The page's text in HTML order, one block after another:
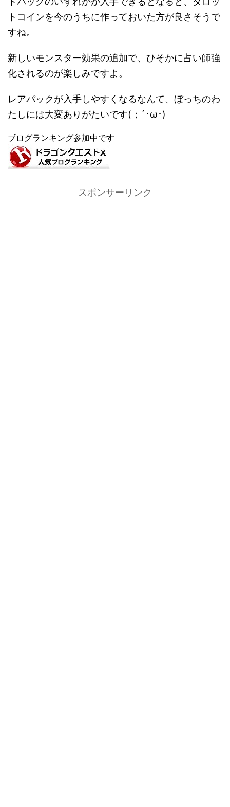
トコインを今のうちに作っておいた方が良さそうで
すね。
新しいモンスター効果の追加で、ひそかに占い師強
化されるのが楽しみですよ。
レアパックが入手しやすくなるなんて、ぼっちのわ
たしには大変ありがたいです(；´･ω･)
ブログランキング参加中です
スポンサーリンク